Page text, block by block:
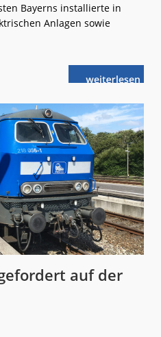
Bayerns installierte in
Anlagen sowie
weiterlese
nLEW:
auf der